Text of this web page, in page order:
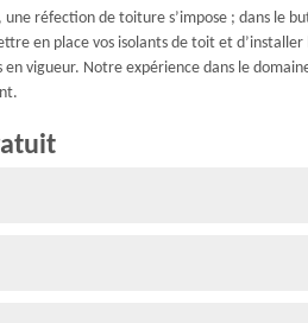
une réfection de toiture s’impose ; dans
en place vos isolants de toit et
en vigueur. Notre expérience dans le